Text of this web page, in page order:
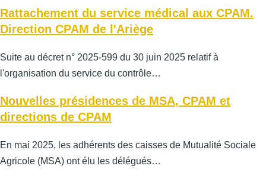
Rattachement du service médical aux CPAM.
Direction CPAM de l'Ariège
Suite au décret n° 2025-599 du 30 juin 2025 relatif à
l'organisation du service du contrôle…
Nouvelles présidences de MSA, CPAM et
directions de CPAM
En mai 2025, les adhérents des caisses de Mutualité Sociale
Agricole (MSA) ont élu les délégués…